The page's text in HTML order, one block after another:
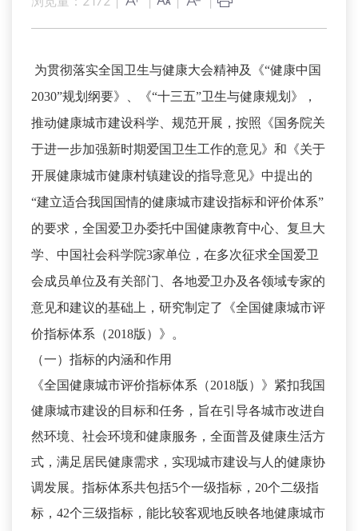
为贯彻落实全国卫生与健康大会精神及《“健康中国
2030”规划纲要》、《“十三五”卫生与健康规划》，
推动健康城市建设科学、规范开展，按照《国务院关
于进一步加强新时期爱国卫生工作的意见》和《关于
开展健康城市健康村镇建设的指导意见》中提出的
“建立适合我国国情的健康城市建设指标和评价体系”
的要求，全国爱卫办委托中国健康教育中心、复旦大
学、中国社会科学院3家单位，在多次征求全国爱卫
会成员单位及有关部门、各地爱卫办及各领域专家的
意见和建议的基础上，研究制定了《全国健康城市评
价指标体系（2018版）》。
（一）指标的内涵和作用
《全国健康城市评价指标体系（2018版）》紧扣我国
健康城市建设的目标和任务，旨在引导各城市改进自
然环境、社会环境和健康服务，全面普及健康生活方
式，满足居民健康需求，实现城市建设与人的健康协
调发展。指标体系共包括5个一级指标，20个二级指
标，42个三级指标，能比较客观地反映各地健康城市